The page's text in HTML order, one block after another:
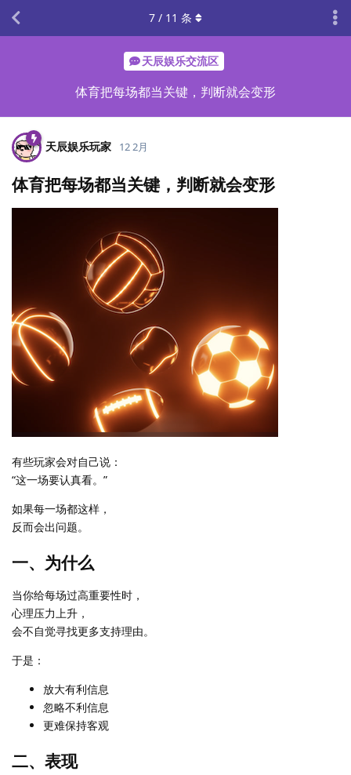
天辰娱乐交流区
体育把每场都当关键，判断就会变形
7 / 11 条
天辰娱乐玩家 12 2月
体育把每场都当关键，判断就会变形
有些玩家会对自己说：
“这一场要认真看。”
如果每一场都这样，
反而会出问题。
一、为什么
当你给每场过高重要性时，
心理压力上升，
会不自觉寻找更多支持理由。
于是：
放大有利信息
忽略不利信息
更难保持客观
二、表现